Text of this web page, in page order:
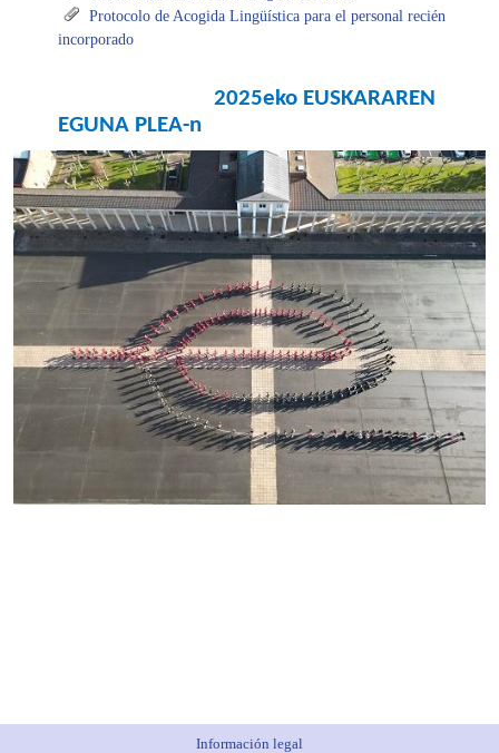
Protocolo de Acogida Lingüística para el personal recién
incorporado
2025eko EUSKARAREN
EGUNA PLEA-n
Información legal